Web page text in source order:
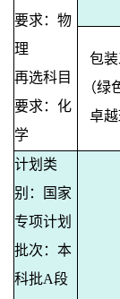
要求：物
理
再选科目
要求：化
学
包
（绿
卓越
计划类
别：国家
专项计划
批次：本
科批A段